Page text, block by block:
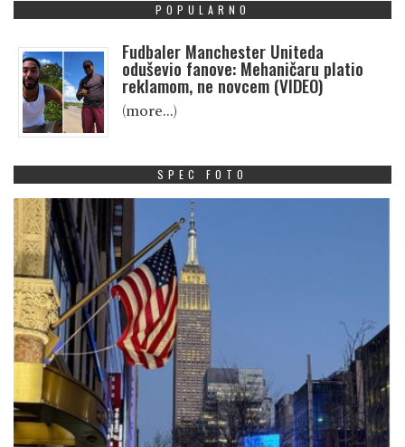
POPULARNO
Fudbaler Manchester Uniteda
oduševio fanove: Mehaničaru platio
reklamom, ne novcem (VIDEO)
(more…)
SPEC FOTO